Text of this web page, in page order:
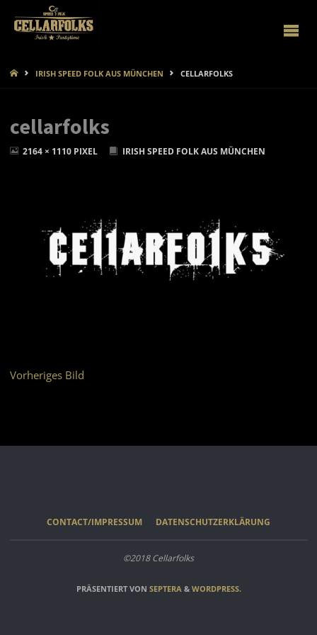
STARTIRISH SPEED FOLK AUS MÜNCHEN CELLARFOLKS
cellarfolks
ORIGINALGRÖSSE
2164 × 1110 PIXEL IRISH SPEED FOLK AUS MÜNCHEN
Vorheriges Bild
CONTACT/IMPRESSUM DATENSCHUTZERKLÄRUNG
©2018 Cellarfolks
PRÄSENTIERT VON SEPTERA& WORDPRESS.